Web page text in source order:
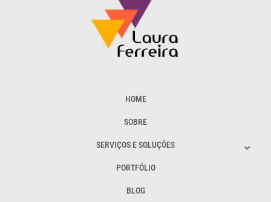
HOME
SOBRE
SERVIÇOS E SOLUÇÕES
PORTFÓLIO
BLOG